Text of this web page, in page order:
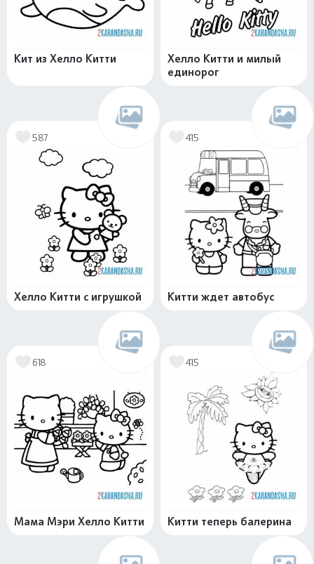
Кит из Хелло Китти
Хелло Китти и милый
единорог
587
Хелло Китти с игрушкой
415
Китти ждет автобус
618
Мама Мэри Хелло Китти
415
Китти теперь балерина